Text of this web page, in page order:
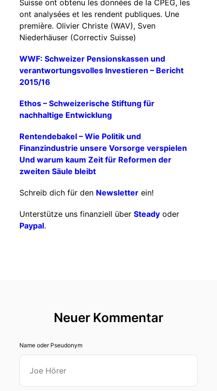
Suisse ont obtenu les données de la CPEG, les
ont analysées et les rendent publiques. Une
première. Olivier Christe (WAV), Sven
Niederhäuser (Correctiv Suisse)
WWF: Schweizer Pensionskassen und
verantwortungsvolles Investieren – Bericht
2015/16
Ethos – Schweizerische Stiftung für
nachhaltige Entwicklung
Rentendebakel – Wie Politik und
Finanzindustrie unsere Vorsorge verspielen
Und warum kaum Zeit für Reformen der
zweiten Säule bleibt
Schreib dich für den Newsletter ein!
Unterstütze uns finanziell über Steady oder
Paypal.
Neuer Kommentar
Name oder Pseudonym